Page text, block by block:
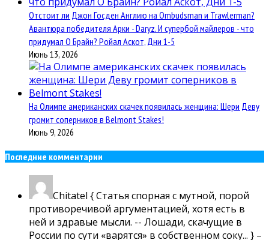
Отстоит ли Джон Госден Англию на Ombudsman и Trawlerman?
Авантюра победителя Арки - Daryz. И супербой майлеров - что
придумал О Брайн? Ройал Аскот, Дни 1-5
Июнь 13, 2026
На Олимпе американских скачек появилась женщина: Шери Деву
громит соперников в Belmont Stakes!
Июнь 9, 2026
Последние комментарии
Chitatel { Статья спорная с мутной, порой
противоречивой аргументацией, хотя есть в
ней и здравые мысли. -- Лошади, скачущие в
России по сути «варятся» в собственном соку... } –